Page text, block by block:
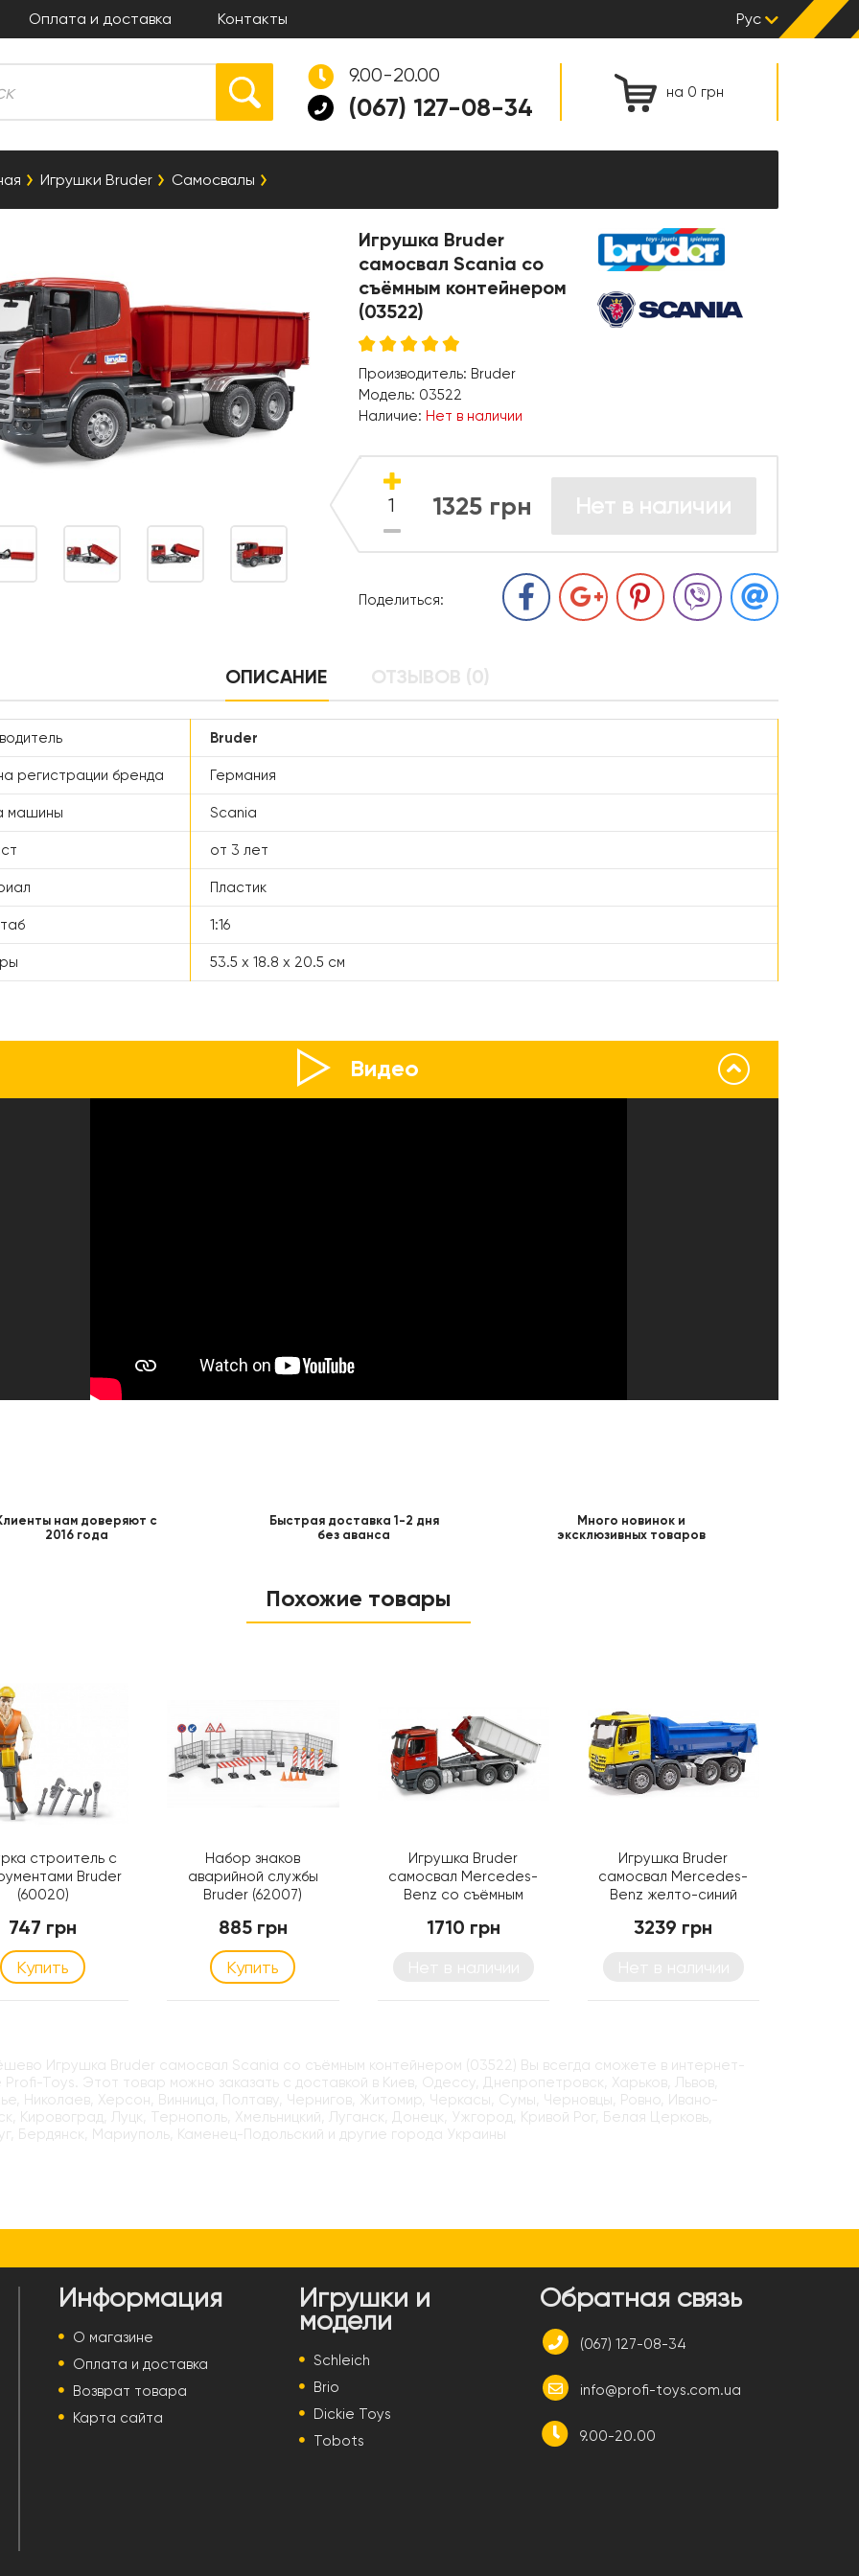
Оплата и доставка Контакты Рус
на 0 грн
9.00-20.00
(067) 127-08-34
Игрушки Bruder Самосвалы
Игрушка Bruder
самосвал Scania со
съёмным контейнером
(03522)
Производитель: Bruder
Модель: 03522
Наличие: Нет в наличии
1325 грн Нет в наличии
Поделиться:
ОПИСАНИЕ ОТЗЫВОВ (0)
Bruder
регистрации бренда Германия
машины Scania
от 3 лет
Пластик
1:16
53.5 х 18.8 х 20.5 см
Видео
нам доверяют с
2016 года
Быстрая доставка 1-2 дня
без аванса
Много новинок и
эксклюзивных товаров
Похожие товары
строитель с
Bruder
(60020)
747 грн
Купить
Набор знаков
аварийной службы
Bruder (62007)
885 грн
Купить
Игрушка Bruder
самосвал Mercedes-
Benz со съёмным
1710 грн
Игрушка Bruder
самосвал Mercedes-
Benz желто-синий
3239 грн
Игрушка Bruder самосвал Scania со съёмным контейнером (03522) Вы всегда сможете в интернет-
Profi-Toys. Этот товар можно заказать с доставкой в Киев, Одессу, Днепропетровск, Харьков, Львов,
Николаев, Херсон, Винница, Полтаву, Чернигов, Житомир, Черкасы, Сумы, Черновцы, Ровно, Ивано-
Кировоград, Луцк, Тернополь, Хмельницкий, Луганск, Донецк, Ужгород, Кривой Рог, Белая Церковь,
Бердянск, Мариуполь, Каменец-Подольский и другие города Украины
Информация
О магазине
Оплата и доставка
Возврат товара
Карта сайта
Игрушки и
модели
Schleich
Brio
Dickie Toys
Tobots
Обратная связь
(067) 127-08-34
info@profi-toys.com.ua
9.00-20.00